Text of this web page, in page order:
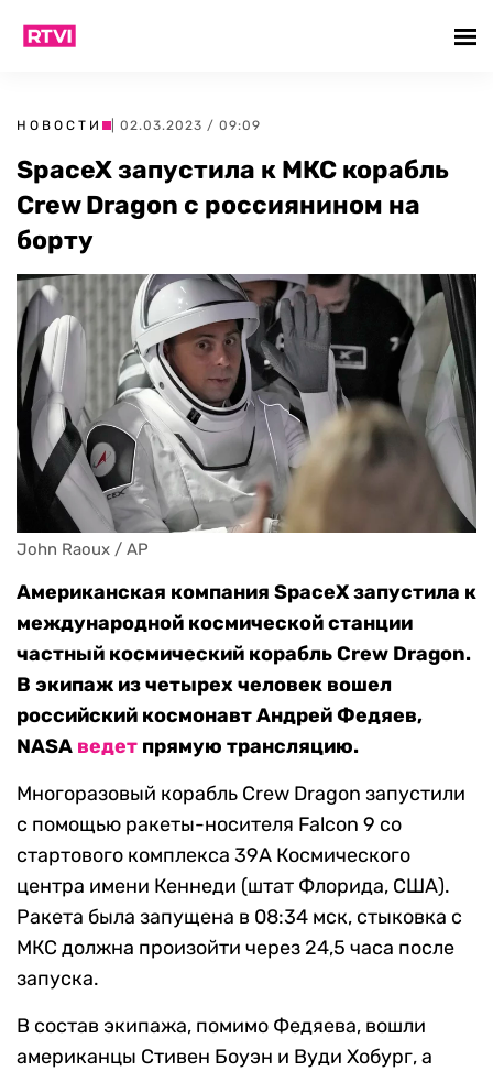
НОВОСТИ | 02.03.2023 / 09:09
SpaceX запустила к МКС корабль
Crew Dragon с россиянином на
борту
John Raoux / AP
Американская компания SpaceX запустила к
международной космической станции
частный космический корабль Crew Dragon.
В экипаж из четырех человек вошел
российский космонавт Андрей Федяев,
NASA ведет прямую трансляцию.
Многоразовый корабль Crew Dragon запустили
с помощью ракеты-носителя Falcon 9 со
стартового комплекса 39A Космического
центра имени Кеннеди (штат Флорида, США).
Ракета была запущена в 08:34 мск, стыковка с
МКС должна произойти через 24,5 часа после
запуска.
В состав экипажа, помимо Федяева, вошли
американцы Стивен Боуэн и Вуди Хобург, а